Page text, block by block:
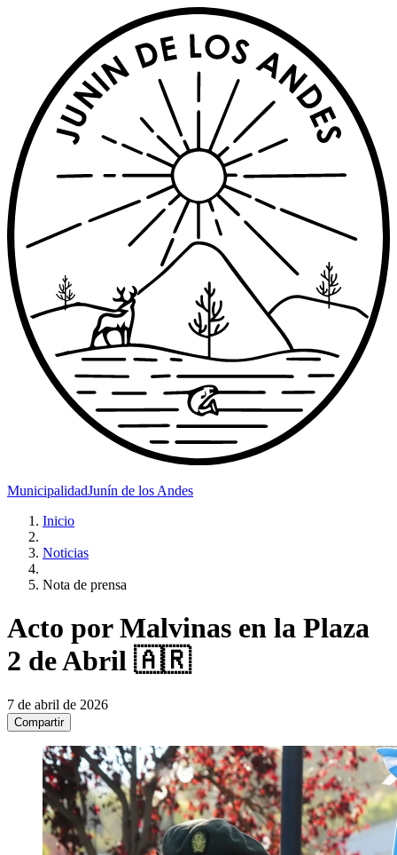
MunicipalidadJunín de los Andes
Inicio
Noticias
Nota de prensa
Acto por Malvinas en la Plaza
2 de Abril 🇦🇷
7 de abril de 2026
Compartir